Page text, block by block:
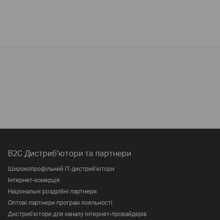
B2C Дистриб'ютори та партнери
Широкопрофільний IT-дистриб'ютори
Інтернет-комерція
Національні роздрібні партнери
Оптові партнери програм лояльності
Дистриб'ютори для каналу інтернет-провайдерів